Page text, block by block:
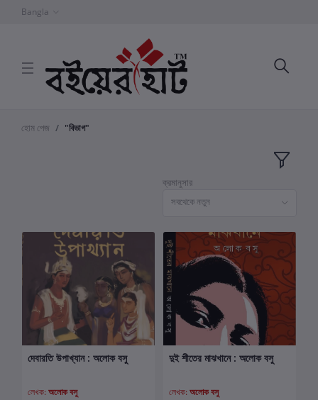
Bangla
হোম পেজ "বিভাগ"
ক্রমানুসার
সবথেকে নতুন
কার্টে যোগ করুন
দেবারতি উপাখ্যান : অলোক বসু
লেখক: অলোক বসু
কার্টে যোগ করুন
দুই শীতের মাঝখানে : অলোক বসু
লেখক: অলোক বসু